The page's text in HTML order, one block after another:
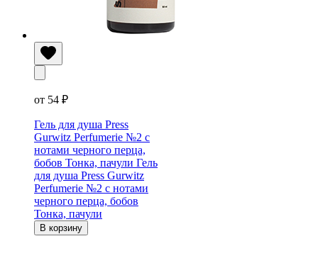
от 54 ₽
Гель для душа Press
Gurwitz Perfumerie №2 с
нотами черного перца,
бобов Тонка, пачули Гель
для душа Press Gurwitz
Perfumerie №2 с нотами
черного перца, бобов
Тонка, пачули
В корзину